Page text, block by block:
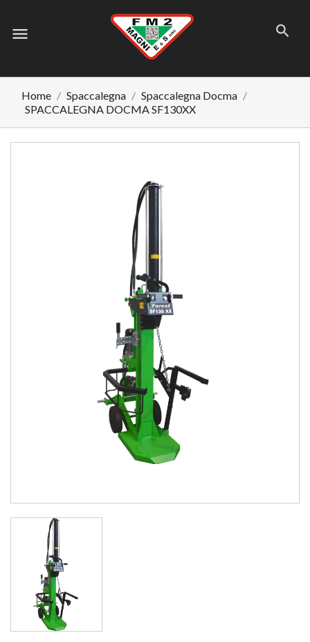
menu
Home Spaccalegna
Spaccalegna Docma
SPACCALEGNA DOCMA SF130XX